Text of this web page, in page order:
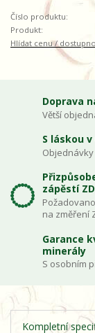
Číslo produktu:
Produkt:
Hlídat cenu /
Doprava
Větší
S láskou
zápěstí
na změření
Garance
minerály
S osobním
Kompletní